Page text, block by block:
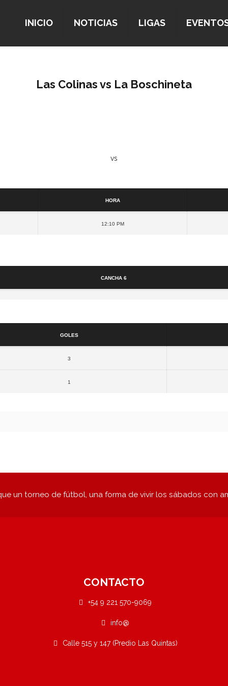
INICIO NOTICIAS LIGAS
Las Colinas vs La Boschineta
vs
Hora
12:10 pm
Cancha 6
Goles
3
1
un torneo de fútbol, una forma de vivir los sábados con
CONTACTO
+54 9 221 570-9069
info@
Calle 515 y 147 (Predio Las Quintas)